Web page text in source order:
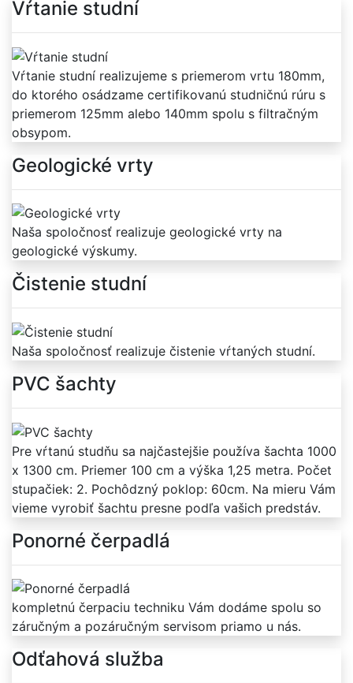
Vŕtanie studní
Vŕtanie studní realizujeme s priemerom vrtu 180mm,
do ktorého osádzame certifikovanú studničnú rúru s
priemerom 125mm alebo 140mm spolu s filtračným
obsypom.
Geologické vrty
Naša spoločnosť realizuje geologické vrty na
geologické výskumy.
Čistenie studní
Naša spoločnosť realizuje čistenie vŕtaných studní.
PVC šachty
Pre vŕtanú studňu sa najčastejšie používa šachta 1000
x 1300 cm. Priemer 100 cm a výška 1,25 metra. Počet
stupačiek: 2. Pochôdzný poklop: 60cm. Na mieru Vám
vieme vyrobiť šachtu presne podľa vašich predstáv.
Ponorné čerpadlá
kompletnú čerpaciu techniku Vám dodáme spolu so
záručným a pozáručným servisom priamo u nás.
Odťahová služba